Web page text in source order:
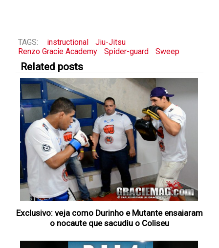
TAGS: instructional
Jiu-Jitsu
Renzo Gracie Academy
Spider-guard Sweep
Related posts
Exclusivo: veja como Durinho e Mutante ensaiaram
o nocaute que sacudiu o Coliseu